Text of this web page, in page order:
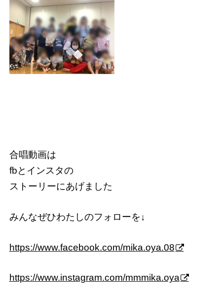
合唱動画は
fbとインスタの
ストーリーにあげました
みんなぜひわたしのフォローを↓
https://www.facebook.com/mika.oya.08
https://www.instagram.com/mmmika.oya